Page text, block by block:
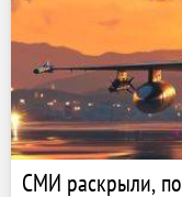
СМИ раскрыли,